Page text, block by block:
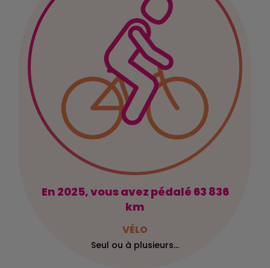
VÉLO
Seul ou à plusieurs...
En 2025, vous avez pédalé 63 836
km